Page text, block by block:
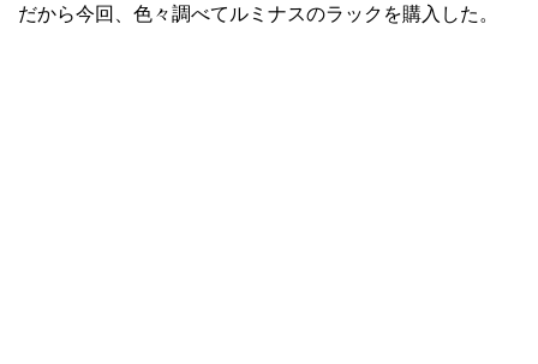
だから今回、色々調べてルミナスのラックを購入した。